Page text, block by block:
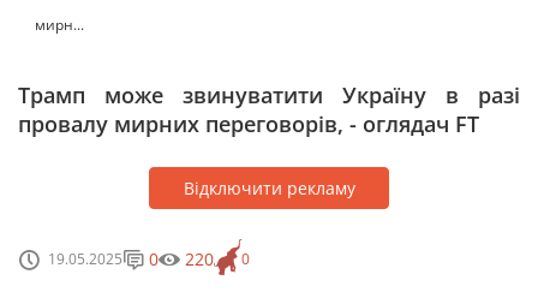
мирн...
Трамп може звинуватити Україну в разі
провалу мирних переговорів, - оглядач FT
Відключити рекламу
19.05.2025 0
0 220